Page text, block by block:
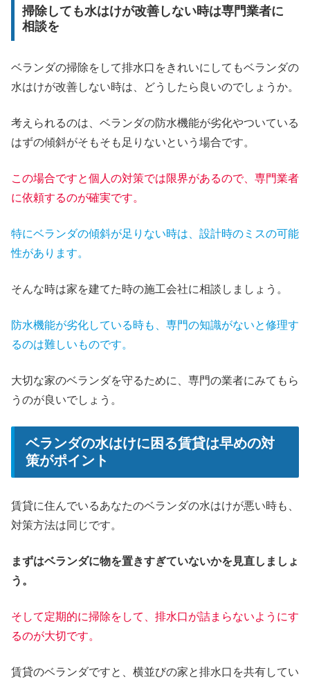
掃除しても水はけが改善しない時は専門業者に
相談を
ベランダの掃除をして排水口をきれいにしてもベランダの
水はけが改善しない時は、どうしたら良いのでしょうか。
考えられるのは、ベランダの防水機能が劣化やついている
はずの傾斜がそもそも足りないという場合です。
この場合ですと個人の対策では限界があるので、専門業者
に依頼するのが確実です。
特にベランダの傾斜が足りない時は、設計時のミスの可能
性があります。
そんな時は家を建てた時の施工会社に相談しましょう。
防水機能が劣化している時も、専門の知識がないと修理す
るのは難しいものです。
大切な家のベランダを守るために、専門の業者にみてもら
うのが良いでしょう。
ベランダの水はけに困る賃貸は早めの対
策がポイント
賃貸に住んでいるあなたのベランダの水はけが悪い時も、
対策方法は同じです。
まずはベランダに物を置きすぎていないかを見直しましょ
う。
そして定期的に掃除をして、排水口が詰まらないようにす
るのが大切です。
賃貸のベランダですと、横並びの家と排水口を共有してい